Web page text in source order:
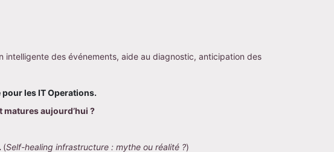
des événements, aide au diagnostic, anticipation des
pour les IT Operations.
aujourd’hui ?
(Self-healing infrastructure : mythe ou réalité ?)